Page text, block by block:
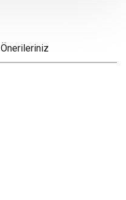
Önerileriniz